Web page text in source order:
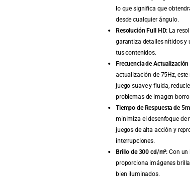
lo que significa que
desde cualquier ángulo.
Resolución Full HD: La
garantiza detalles nítidos y
tus contenidos.
Frecuencia de
actualización de 75Hz,
juego suave y fluida,
problemas de imagen
Tiempo de Respuesta de
minimiza el desenfoque de
juegos de alta acción y
interrupciones.
Brillo de 300 cd/m²: Con un
proporciona imágenes
bien iluminados.